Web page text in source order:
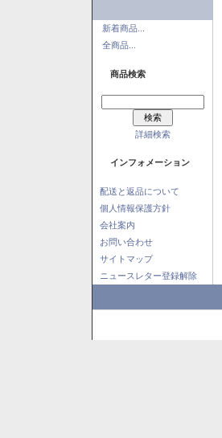
新着商品...
全商品...
商品検索
詳細検索
インフォメーション
配送と返品について
個人情報保護方針
会社案内
お問い合わせ
サイトマップ
ニュースレター登録解除